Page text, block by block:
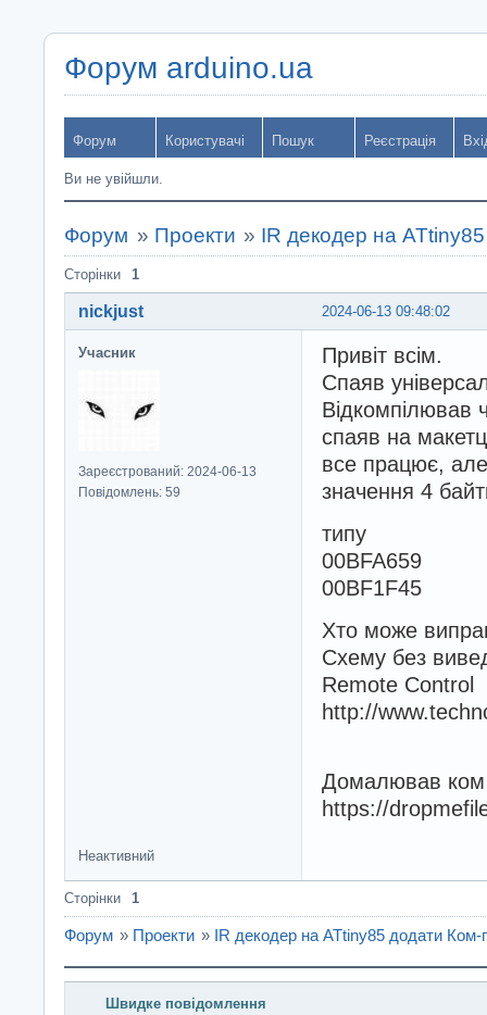
Форум arduino.ua
Форум Користувачі Пошук Реєстрація
Ви не увійшли.
Форум » Проекти » IR декодер на
Сторінки 1
2024-06-13 09:48:02
nickjust
Учасник
Зареєстрований: 2024-06-13
Повідомлень: 59
Привіт всім.
Спаяв
Відкомпілював
спаяв на
все працює,
значення 4
типу
00BFA659
00BF1F45
Хто може
Схему без
Remote Control
http://
Домалював ком
https://
Неактивний
Сторінки 1
Форум » Проекти » IR декодер на ATtiny85 додати Ком-
Швидке повідомлення
Введіть повідомлення і натисніть Надіслати